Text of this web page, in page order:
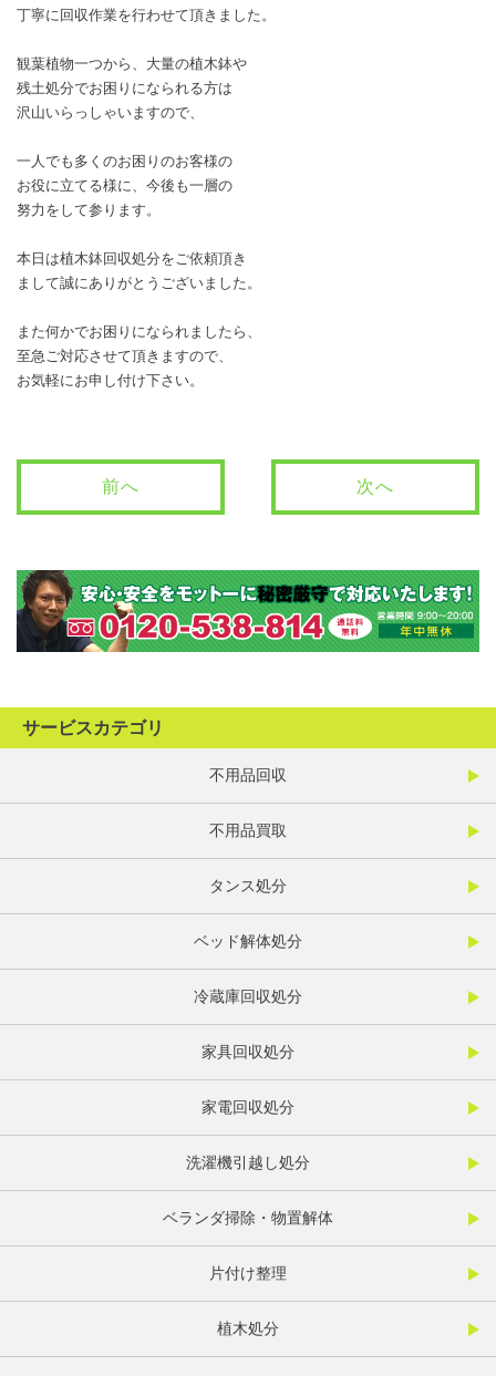
丁寧に回収作業を行わせて頂きました。
観葉植物一つから、大量の植木鉢や
残土処分でお困りになられる方は
沢山いらっしゃいますので、
一人でも多くのお困りのお客様の
お役に立てる様に、今後も一層の
努力をして参ります。
本日は植木鉢回収処分をご依頼頂き
まして誠にありがとうございました。
また何かでお困りになられましたら、
至急ご対応させて頂きますので、
お気軽にお申し付け下さい。
前へ 次へ
サービスカテゴリ
不用品回収
不用品買取
タンス処分
ベッド解体処分
冷蔵庫回収処分
家具回収処分
家電回収処分
洗濯機引越し処分
ベランダ掃除・物置解体
片付け整理
植木処分